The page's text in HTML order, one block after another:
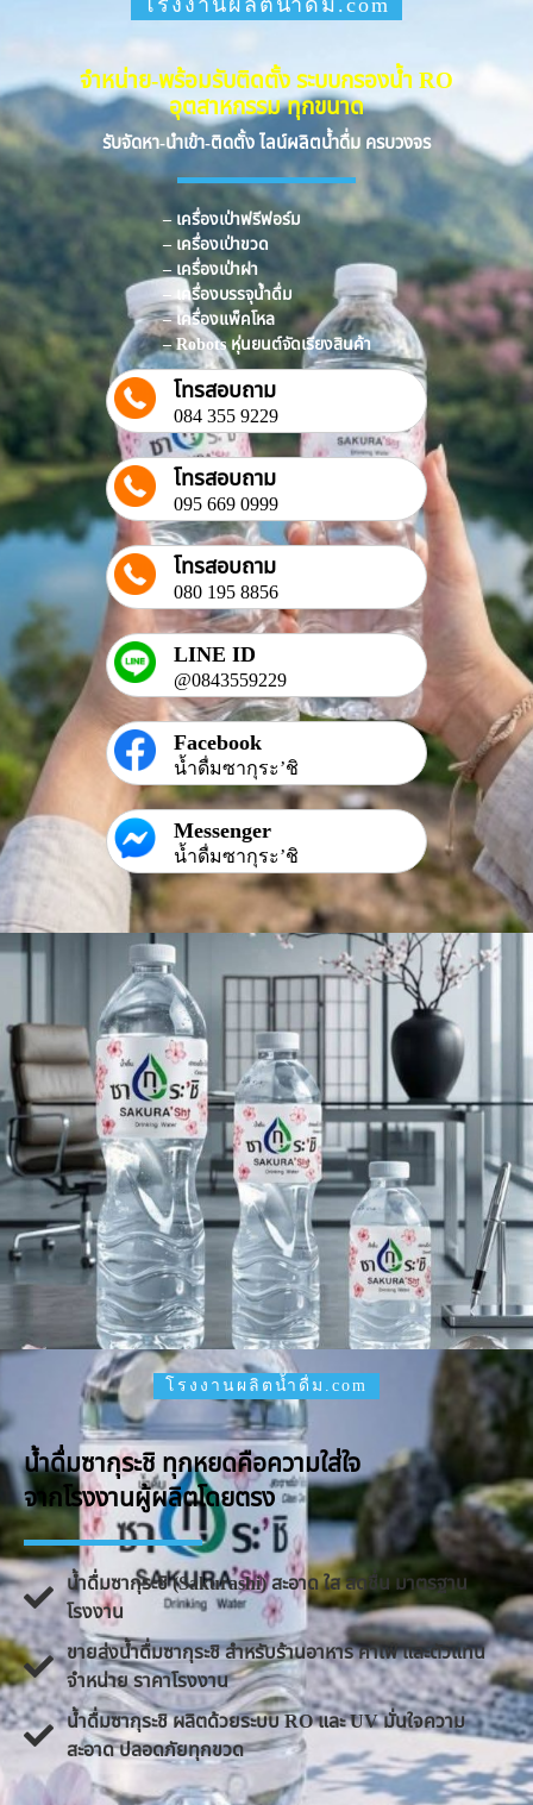
จำหน่าย-พร้อมรับติดตั้ง ระบบกรองน้ำ RO
อุตสาหกรรม ทุกขนาด
รับจัดหา-นำเข้า-ติดตั้ง ไลน์ผลิตน้ำดื่ม ครบวงจร
– เครื่องเป่าฟรีฟอร์ม
– เครื่องเป่าขวด
– เครื่องเป่าฝา
– เครื่องบรรจุน้ำดื่ม
– เครื่องแพ็คโหล
– Robots หุ่นยนต์จัดเรียงสินค้า
โทรสอบถาม
084 355 9229
โทรสอบถาม
095 669 0999
โทรสอบถาม
080 195 8856
LINE ID
@0843559229
Facebook
น้ำดื่มซากุระ’ชิ
Messenger
น้ำดื่มซากุระ’ชิ
โรงงานผลิตน้ำดื่ม.com
น้ำดื่มซากุระชิ ทุกหยดคือความใส่ใจ
จากโรงงานผู้ผลิตโดยตรง
น้ำดื่มซากุระชิ (Sakurashi) สะอาด ใส สดชื่น มาตรฐาน
โรงงาน
ขายส่งน้ำดื่มซากุระชิ สำหรับร้านอาหาร คาเฟ่ และตัวแทน
จำหน่าย ราคาโรงงาน
น้ำดื่มซากุระชิ ผลิตด้วยระบบ RO และ UV มั่นใจความ
สะอาด ปลอดภัยทุกขวด